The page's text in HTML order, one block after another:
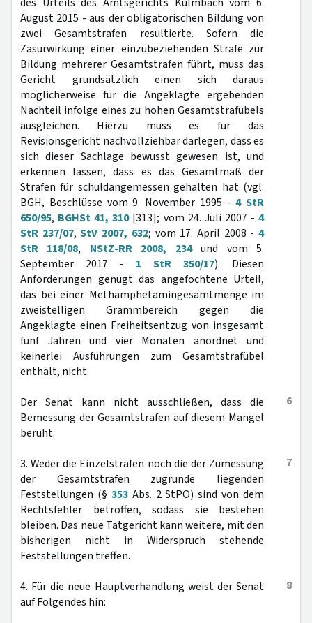
August 2015 - aus der obligatorischen Bildung von
zwei Gesamtstrafen resultierte. Sofern die
Zäsurwirkung einer einzubeziehenden Strafe zur
Bildung mehrerer Gesamtstrafen führt, muss das
Gericht grundsätzlich einen sich daraus
möglicherweise für die Angeklagte ergebenden
Nachteil infolge eines zu hohen Gesamtstrafübels
ausgleichen. Hierzu muss es für das
Revisionsgericht nachvollziehbar darlegen, dass es
sich dieser Sachlage bewusst gewesen ist, und
erkennen lassen, dass es das Gesamtmaß der
Strafen für schuldangemessen gehalten hat (vgl.
BGH, Beschlüsse vom 9. November 1995 -4 StR
650/95, BGHSt 41, 310[313]; vom 24. Juli 2007 -4
StR 237/07,StV 2007, 632; vom 17. April 2008 -4
StR 118/08, NStZ-RR 2008, 234und vom 5.
September 2017 - 1 StR 350/17). Diesen
Anforderungen genügt das angefochtene Urteil,
das bei einer Methamphetamingesamtmenge im
zweistelligen Grammbereich gegen die
Angeklagte einen Freiheitsentzug von insgesamt
fünf Jahren und vier Monaten anordnet und
keinerlei Ausführungen zum Gesamtstrafübel
enthält, nicht.
6
Der Senat kann nicht ausschließen, dass die
Bemessung der Gesamtstrafen auf diesem Mangel
beruht.
7
3. Weder die Einzelstrafen noch die der Zumessung
der Gesamtstrafen zugrunde liegenden
Feststellungen (§ 353Abs. 2 StPO) sind von dem
Rechtsfehler betroffen, sodass sie bestehen
bleiben. Das neue Tatgericht kann weitere, mit den
bisherigen nicht in Widerspruch stehende
Feststellungen treffen.
8
4. Für die neue Hauptverhandlung weist der Senat
auf Folgendes hin: